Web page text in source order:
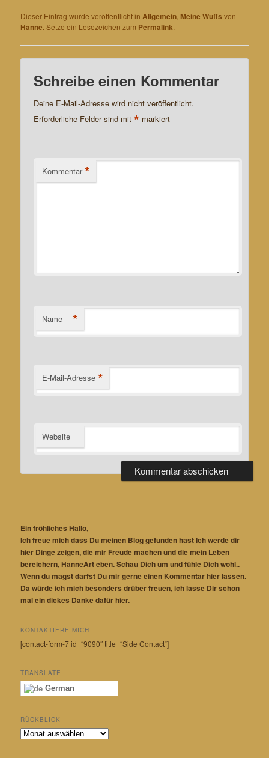
Dieser Eintrag wurde veröffentlicht in Allgemein Meine Wuffs von
Hanne . Setze ein Lesezeichen zum Permalink
Schreibe einen Kommentar
Deine E-Mail-Adresse wird nicht veröffentlicht.
Erforderliche Felder sind mit* markiert
Kommentar *
Name *
E-Mail-Adresse *
Website
Ein fröhliches Hallo,
Ich freue mich dass Du meinen Blog gefunden hast Ich werde dir
hier Dinge zeigen, die mir Freude machen und die mein Leben
bereichern, HanneArt eben. Schau Dich um und fühle Dich wohl..
Wenn du magst darfst Du mir gerne einen Kommentar hier lassen.
Da würde ich mich besonders drüber freuen, ich lasse Dir schon
mal ein dickes Danke dafür hier.
KONTAKTIERE MICH
[contact-form-7 id=“9090″ title=“Side Contact“]
TRANSLATE
German
RÜCKBLICK
R